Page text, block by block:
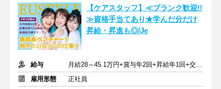
【ケアスタッフ】≪ブランク歓迎!!
≫資格手当てあり★学んだ分だけ
昇給・昇進も◎/Je
給与
月給28～45.1万円+賞与年2回+昇給年1回+交通費全額
雇用形態
正社員